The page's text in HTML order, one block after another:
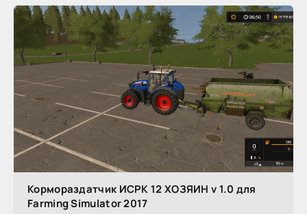
Кормораздатчик ИСРК 12 ХОЗЯИН v 1.0 для
Farming Simulator 2017